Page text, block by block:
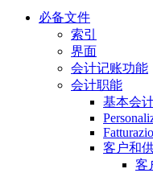
必备文件
索引
界面
会计记账功能
会计职能
基本会
客户和
客